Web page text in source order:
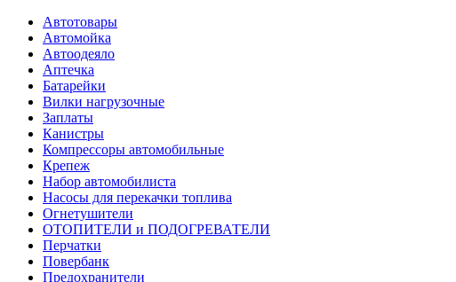
Автотовары
Автомойка
Автоодеяло
Аптечка
Батарейки
Вилки нагрузочные
Заплаты
Канистры
Компрессоры автомобильные
Крепеж
Набор автомобилиста
Насосы для перекачки топлива
Огнетушители
ОТОПИТЕЛИ и ПОДОГРЕВАТЕЛИ
Перчатки
Повербанк
Предохранители